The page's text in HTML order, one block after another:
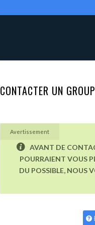
CONTACTER UN
Avertissement
AVANT DE
POURRAIENT VOUS
DU POSSIBLE, NOUS